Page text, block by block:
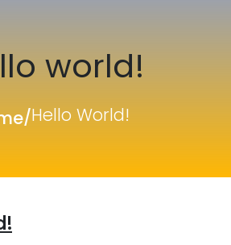
world!
/Hello World!